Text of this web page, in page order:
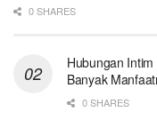
0 SHARES
Hubungan
Banyak
0 SHARES